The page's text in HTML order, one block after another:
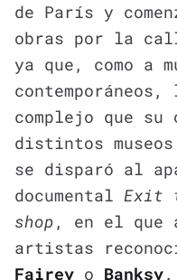
de París y
obras por la
ya que, como a
complejo que
distintos
se disparó al
documental Exit
shop , en el que
artistas
Fairey o Banksy.